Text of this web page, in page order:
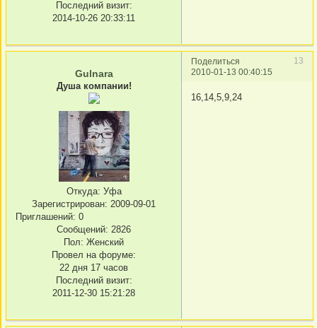
Последний визит:
2014-10-26 20:33:11
Поделиться
13
2010-01-13 00:40:15
Gulnara
Душа компании!
Откуда: Уфа
Зарегистрирован: 2009-09-01
Приглашений: 0
Сообщений: 2826
Пол: Женский
Провел на форуме:
22 дня 17 часов
Последний визит:
2011-12-30 15:21:28
16,14,5,9,24